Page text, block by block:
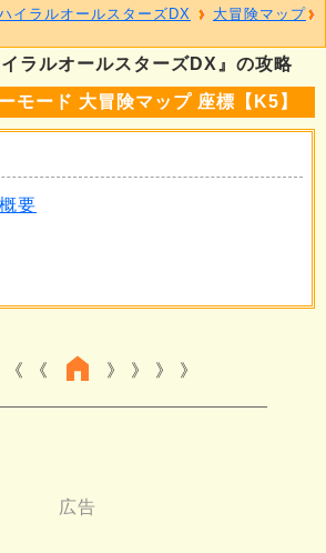
イラルオールスターズDX』の攻略
モード 大冒険マップ 座標【K5】
要
《 《 》 》 》
イラルオールスターズDX
大冒険マップ